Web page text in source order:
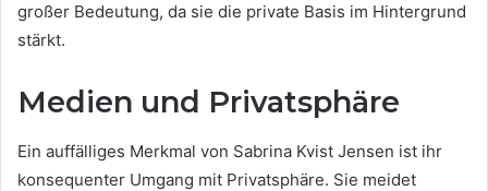
großer Bedeutung, da sie die private Basis im Hintergrund
stärkt.
Medien und Privatsphäre
Ein auffälliges Merkmal von Sabrina Kvist Jensen ist ihr
konsequenter Umgang mit Privatsphäre. Sie meidet